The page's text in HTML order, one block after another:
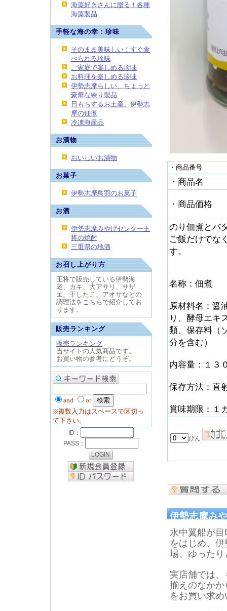
海藻好きさんに贈る！各種
海藻製品
手軽な海の幸：珍味
そのまま美味しい！すぐ食
べられる珍味
ご家庭で楽しめる珍味
お料理を楽しめる珍味
伊勢志摩らしい、ちょっと
豪華な練り製品
日もちするお土産。伊勢志
摩の佃煮
冷凍海産品
お漬物
おいしいお漬物
お菓子
伊勢志摩鳥羽のお菓子
お酒
伊勢志摩みやげセンター王
将の焼酎
三重県の地酒
お召し上がり方
王将で販売している伊勢海
老、カキ、大アサリ、サザ
エ、干したこ、アオサなどの
調理法をこちら で紹介してお
ります。
販売ランキング
販売ランキング
当サイトの人気商品です。
お買い物の参考にどうぞ。
and
or
※複数入力はスペースで区切っ
て下さい。
・商品番号
・商品名
・商品価格
のり佃煮とバ
ご飯だけでな
す。
名称：佃煮
原材料名：醤
り、酵母エキ
類、保存料（
分を含む）
内容量：１３
保存方法：直
賞味期限：１
伊勢志摩み
水中翼船が
をはじめ、
場、ゆった
実店舗では
揃えのなか
をお買い求